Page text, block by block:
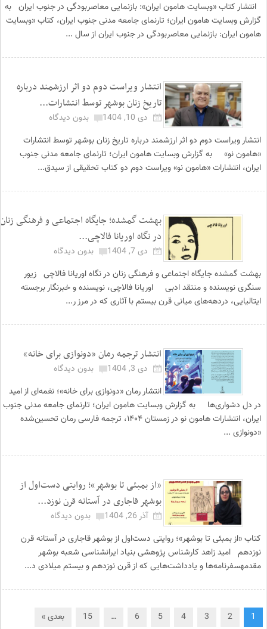
انتشار کتاب «وبسایت هامون ایران»: بازنمایی معاصربودگی در جنوب ایران به
گزارش وبسایت هامون ایران؛ تارنمای جامعه مدنی جنوب ایران، کتاب «وبسایت
هامون ایران: بازنمایی معاصربودگی در جنوب ایران از سال ...
انتشار ویراست دوم دو اثر ارزشمند درباره
تاریخ زنان بوشهر توسط انتشارات...
دی 10, 1404
بدون دیدگاه
انتشار ویراست دوم دو اثر ارزشمند درباره تاریخ زنان بوشهر توسط انتشارات
«هامون نو» به گزارش وبسایت هامون ایران؛ تارنمای جامعه مدنی جنوب
ایران، انتشارات «هامون نو» ویراست دوم دو کتاب تحقیقی از سیدق...
بهشت گمشده؛ جایگاه اجتماعی و فرهنگی زنان
در نگاه اوریانا فالاچی...
دی 7, 1404
بدون دیدگاه
بهشت گمشده جایگاه اجتماعی و فرهنگی زنان در نگاه اوریانا فالاچی زیور
سنگری نویسنده و منتقد ادبی اوریانا فالاچی، نویسنده و خبرنگار برجسته
ایتالیایی، دردهه‌های میانی قرن بیستم با آثاری که در مرز ر...
انتشار ترجمه رمان «دونوازی برای خانه»
دی 3, 1404
بدون دیدگاه
انتشار رمان «دونوازی برای خانه»؛ نغمه‌ای از امید
در دل دشواری‌ها به گزارش وبسایت هامون ایران؛ تارنمای جامعه مدنی جنوب
ایران، انتشارات هامون نو در زمستان ۱۴۰۴، ترجمه فارسی رمان تحسین‌شده
«دونوازی ...
«از بمبئی تا بوشهر»؛ روایتی دست‌اول از
بوشهر قاجاری در آستانه قرن نوزد...
آذر 26, 1404
بدون دیدگاه
کتاب «از بمبئی تا بوشهر»؛ روایتی دست‌اول از بوشهر قاجاری در آستانه قرن
نوزدهم امید زاهد کارشناس پژوهشی بنیاد ایرانشناسی شعبه بوشهر
مقدمهسفرنامه‌ها و یادداشت‌هایی که از قرن نوزدهم و بیستم میلادی د...
1
2
3
4
5
6
…
15 بعدی »